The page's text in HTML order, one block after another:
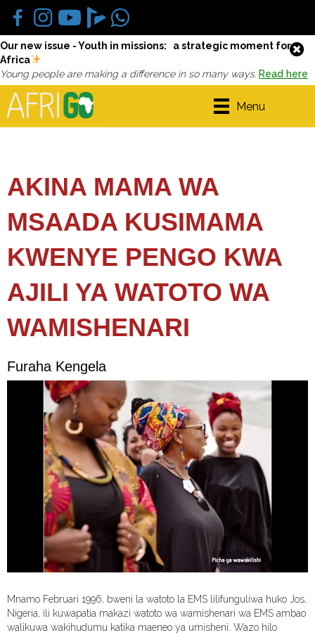
Our new issue - Youth in missions: a strategic moment for
Africa
Young people are making a difference in so many ways. Read here
Menu
AKINA MAMA WA
MSAADA KUSIMAMA
KWENYE PENGO KWA
AJILI YA WATOTO WA
WAMISHENARI
Furaha Kengela
Mnamo Februari 1996, bweni la watoto la EMS lilifunguliwa huko Jos,
Nigeria, ili kuwapatia makazi watoto wa wamishenari wa EMS ambao
walikuwa wakihudumu katika maeneo ya umisheni. Wazo hilo